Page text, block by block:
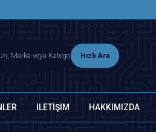
Hızlı Ara
İLETİŞİM HAKKIMIZDA